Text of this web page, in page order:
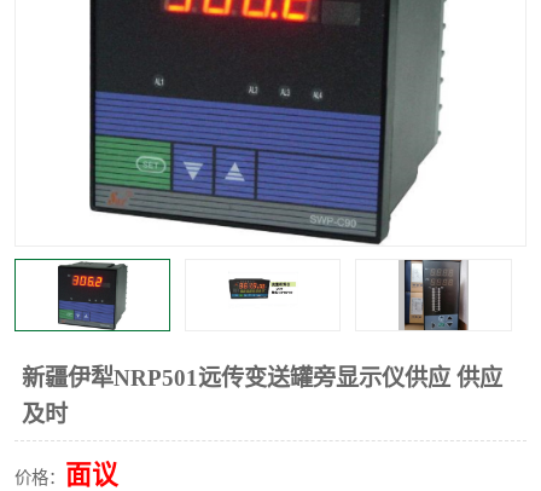
新疆伊犁NRP501远传变送罐旁显示仪供应 供应
及时
价格： 面议
标准型工业压力变送器 罐旁显示仪
温度传感器变送器
压力变送器 电容物位计
温度显示控制仪表 电量变送器
工业自动化系统成套设备